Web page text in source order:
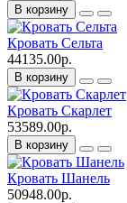
В корзину
Кровать Сельта
44135.00р.
В корзину
Кровать Скарлет
53589.00р.
В корзину
Кровать Шанель
50948.00р.